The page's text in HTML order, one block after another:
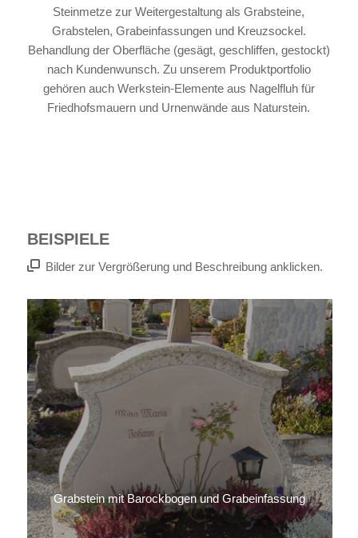
Steinmetze zur Weitergestaltung als Grabsteine,
Grabstelen, Grabeinfassungen und Kreuzsockel.
Behandlung der Oberfläche (gesägt, geschliffen, gestockt)
nach Kundenwunsch. Zu unserem Produktportfolio
gehören auch Werkstein-Elemente aus Nagelfluh für
Friedhofsmauern und Urnenwände aus Naturstein.
BEISPIELE
Bilder zur Vergrößerung und Beschreibung anklicken.
Grabstein mit Barockbogen und Grabeinfassung